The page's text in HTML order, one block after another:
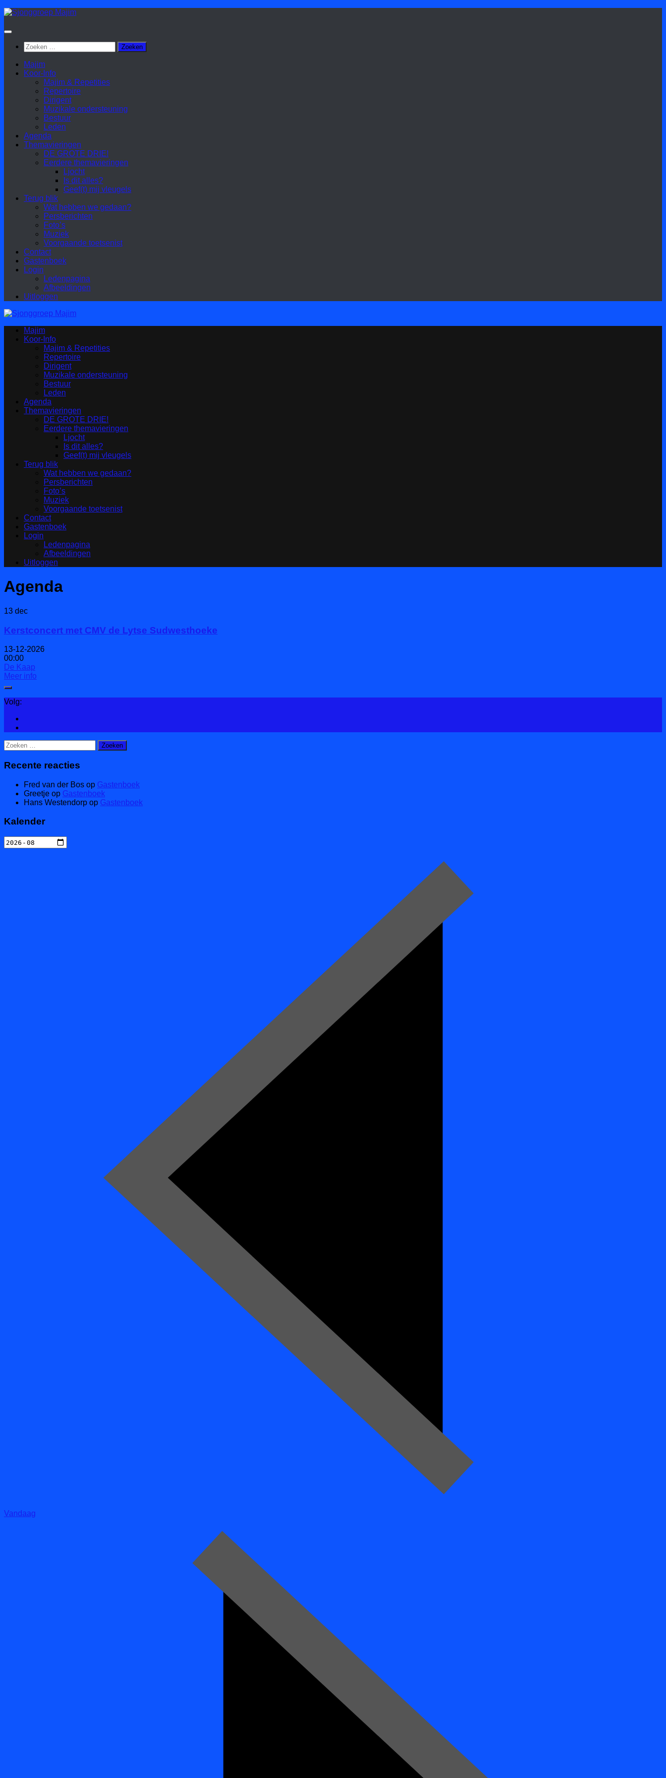
Doorgaan
inhoud
Zoeken
naar:
Majim
Koor-Info
Majim & Repetities
Repertoire
Dirigent
Muzikale ondersteuning
Bestuur
Leden
Agenda
Themavieringen
DE GROTE DRIE!
Eerdere themavieringen
Ljocht
Is dit alles?
Geef(t) mij vleugels
Terug blik
Wat hebben we gedaan?
Persberichten
Foto’s
Muziek
Voorgaande toetsenist
Contact
Gastenboek
Login
Ledenpagina
Afbeeldingen
Uitloggen
Majim
Koor-Info
Majim & Repetities
Repertoire
Dirigent
Muzikale ondersteuning
Bestuur
Leden
Agenda
Themavieringen
DE GROTE DRIE!
Eerdere themavieringen
Ljocht
Is dit alles?
Geef(t) mij vleugels
Terug blik
Wat hebben we gedaan?
Persberichten
Foto’s
Muziek
Voorgaande toetsenist
Contact
Gastenboek
Login
Ledenpagina
Afbeeldingen
Uitloggen
Agenda
13 dec
Kerstconcert met CMV de Lytse Sudwesthoeke
13-12-2026
00:00
De Kaap
Meer info
Volg:
Zoeken
naar:
Recente reacties
Fred van der Bos op Gastenboek
Greetje op Gastenboek
Hans Westendorp op Gastenboek
Kalender
Vandaag